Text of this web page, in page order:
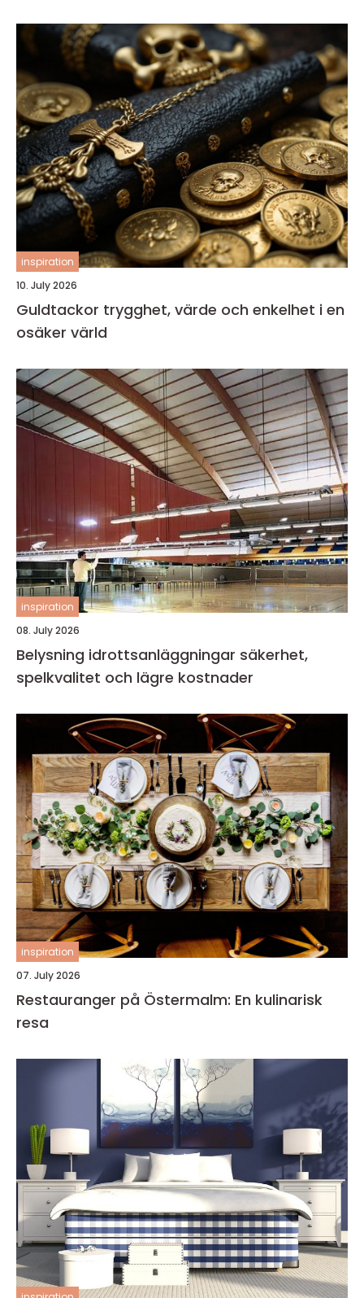
inspiration
10. July 2026
Guldtackor trygghet, värde och enkelhet i en
osäker värld
inspiration
08. July 2026
Belysning idrottsanläggningar säkerhet,
spelkvalitet och lägre kostnader
inspiration
07. July 2026
Restauranger på Östermalm: En kulinarisk
resa